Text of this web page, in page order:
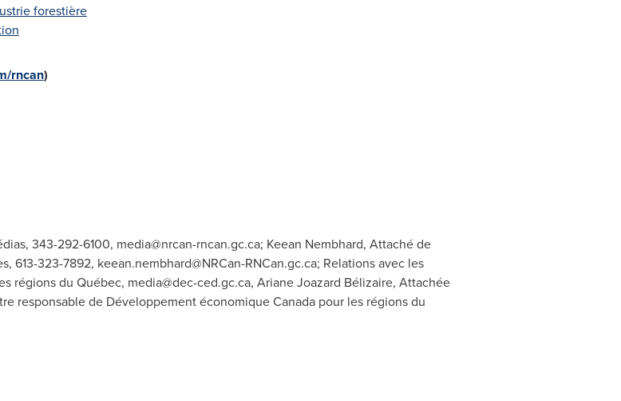
forestière
rncan)
343-292-6100, media@nrcan-rncan.gc.ca; Keean Nembhard, Attaché de
613-323-7892, keean.nembhard@NRCan-RNCan.gc.ca; Relations avec les
régions du Québec, media@dec-ced.gc.ca, Ariane Joazard Bélizaire, Attachée
responsable de Développement économique Canada pour les régions du